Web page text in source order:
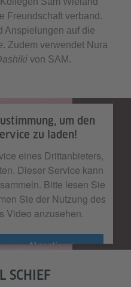
Freundschaft verband.
Anspielungen auf die
. Zudem verwendet Nura
von SAM.
um den
zu laden!
eines Drittanbieters,
Dieser Service kann
Bitte lesen Sie
Sie der Nutzung des
Video anzusehen.
Akzeptieren
SCHIEF